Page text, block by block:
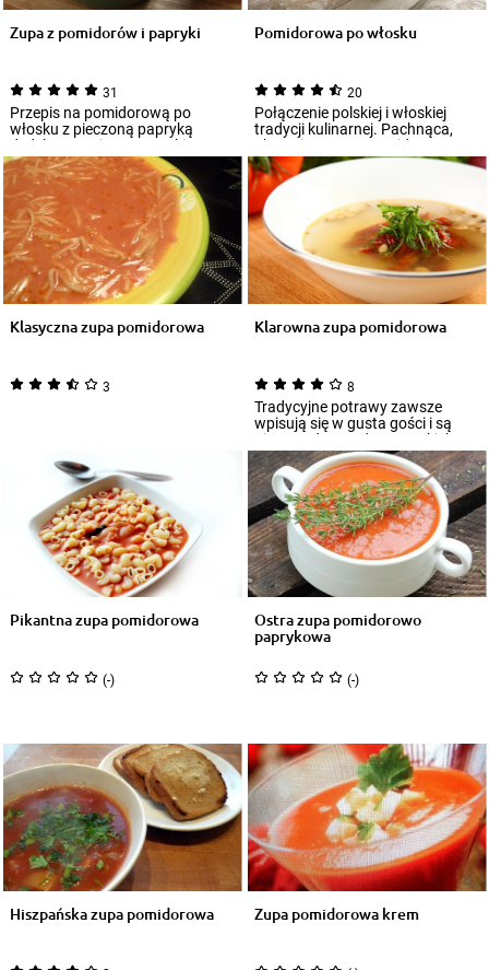
Zupa z pomidorów i papryki
31
Przepis na pomidorową po
włosku z pieczoną papryką
dedykowany jest wszystkim
miłośnikom zup smacz...
Pomidorowa po włosku
20
Połączenie polskiej i włoskiej
tradycji kulinarnej. Pachnąca,
aksamitna zupa pomidorowa po
włosku...
Klasyczna zupa pomidorowa
3
Klarowna zupa pomidorowa
8
Tradycyjne potrawy zawsze
wpisują się w gusta gości i są
niezawodne. Jednym z takich
dań jest kla...
Pikantna zupa pomidorowa
(-)
Ostra zupa pomidorowo
paprykowa
(-)
Hiszpańska zupa pomidorowa Zupa pomidorowa krem